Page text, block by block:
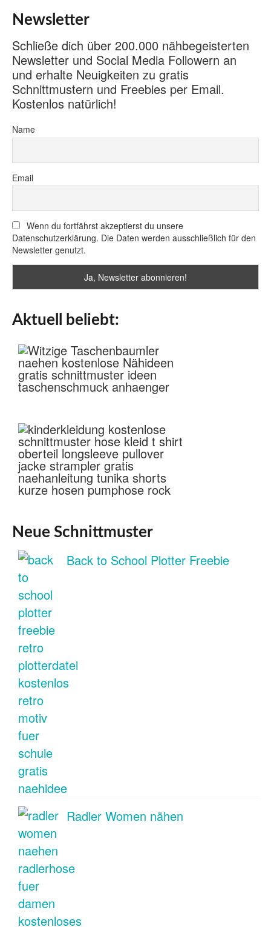
Newsletter
Schließe dich über 200.000 nähbegeisterten
Newsletter und Social Media Followern an
und erhalte Neuigkeiten zu gratis
Schnittmustern und Freebies per Email.
Kostenlos natürlich!
Name
Email
Wenn du fortfährst akzeptierst du unsere
Datenschutzerklärung. Die Daten werden ausschließlich für den
Newsletter genutzt.
Aktuell beliebt:
Neue Schnittmuster
Back to School Plotter Freebie
Radler Women nähen